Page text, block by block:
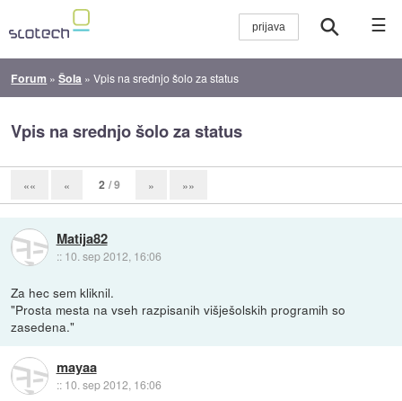
☰
Forum »Šola »Vpis na srednjo šolo za status
Vpis na srednjo šolo za status
«« « 2 / 9 » »»
Matija82
:: 10. sep 2012, 16:06
Za hec sem kliknil.
"Prosta mesta na vseh razpisanih višješolskih programih so
zasedena."
mayaa
:: 10. sep 2012, 16:06